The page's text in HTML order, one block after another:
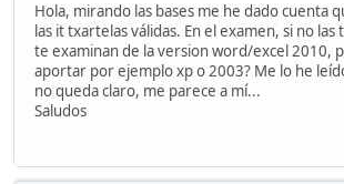
Hola, mirando las bases me he dado cuenta
las it txartelas válidas. En el examen, si no
te examinan de la version word/excel 2010,
aportar por ejemplo xp o 2003? Me lo he
no queda claro, me parece a mí...
Saludos